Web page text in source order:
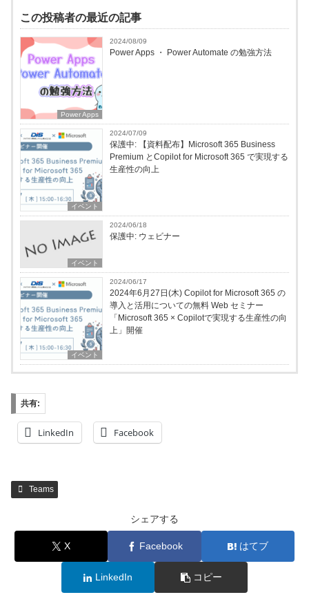
この投稿者の最近の記事
Power Apps
2024/08/09
Power Apps ・ Power Automate の勉強方法
イベント
2024/07/09
保護中: 【資料配布】Microsoft 365 Business
Premium とCopilot for Microsoft 365 で実現する
生産性の向上
イベント
2024/06/18
保護中: ウェビナー
イベント
2024/06/17
2024年6月27日(木) Copilot for Microsoft 365 の
導入と活用についての無料 Web セミナー
「Microsoft 365 × Copilotで実現する生産性の向
上」開催
共有:
LinkedIn Facebook
Teams
シェアする
X Facebook はてブ
LinkedIn コピー